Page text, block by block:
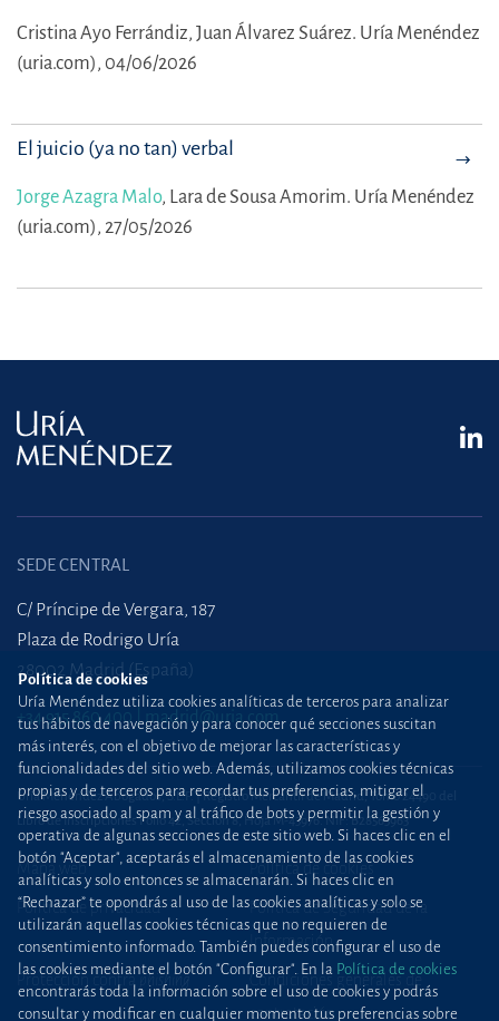
Cristina Ayo Ferrándiz, Juan Álvarez Suárez. Uría Menéndez
(uria.com), 04/06/2026
El juicio (ya no tan) verbal
Jorge Azagra Malo, Lara de Sousa Amorim. Uría Menéndez
(uria.com), 27/05/2026
SEDE CENTRAL
C/ Príncipe de Vergara, 187
Plaza de Rodrigo Uría
28002 Madrid (España)
+34 915 860 400 madrid@uria.com
Uría Menéndez Abogados, S.L.P. | Registro Mercantil de Madrid, Tomo 24490 del
Libro de Inscripciones Folio 42, Sección 8, Hoja M-43976. NIF: B28563963
Mapa web Política de cookies
Política de privacidad
Política de Seguridad de la
Información
Protección contraphishing
Condiciones generales de
contratación
Política de cookies
Uría Menéndez utiliza cookies analíticas de terceros para analizar
tus hábitos de navegación y para conocer qué secciones suscitan
más interés, con el objetivo de mejorar las características y
funcionalidades del sitio web. Además, utilizamos cookies técnicas
propias y de terceros para recordar tus preferencias, mitigar el
riesgo asociado al spam y al tráfico de bots y permitir la gestión y
operativa de algunas secciones de este sitio web. Si haces clic en el
botón "Aceptar", aceptarás el almacenamiento de las cookies
analíticas y solo entonces se almacenarán. Si haces clic en
“Rechazar” te opondrás al uso de las cookies analíticas y solo se
utilizarán aquellas cookies técnicas que no requieren de
consentimiento informado. También puedes configurar el uso de
las cookies mediante el botón "Configurar". En la Política de cookies
encontrarás toda la información sobre el uso de cookies y podrás
consultar y modificar en cualquier momento tus preferencias sobre